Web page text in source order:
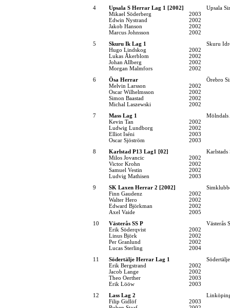
4
Upsala S Herrar Lag 1 [2002]
Upsala
Mikael Söderberg
2003
Edwin Nystrand
2002
Jakob Hanson
2002
Marcus Johnsson
2002
5
Skuru Ik Lag 1
Skuru
Hugo Lindskog
2002
Lukas Åkerblom
2002
Johan Allberg
2002
Morgan Malmfors
2002
6
Ösa Herrar
Örebro
Melvin Larsson
2002
Oscar Wilhelmsson
2002
Simon Baastad
2002
Michal Laszewski
2002
7
Mass Lag 1
Mölndals
Kevin Tan
2002
Ludwig Lundborg
2002
Elliot Iséni
2003
Oscar Sjöström
2003
8
Karlstad P13 Lag1 [02]
Karlstads
Milos Jovancic
2002
Victor Krohn
2002
Samuel Vestin
2002
Ludvig Mathisen
2003
9
SK Laxen Herrar 2 [2002]
Finn Gaudenz
2002
Walter Hero
2002
Edward Björkman
2002
Axel Vaide
2005
10
Västerås SS P
Västerås
Erik Söderqvist
2002
Linus Björk
2002
Per Granlund
2002
Lucas Sterling
2004
11
Södertälje Herrar Lag 1
Erik Bergstrand
2002
Jacob Lange
2002
Theo Oerther
2003
Erik Lööw
2003
12
Lass Lag 2
Filip Gidlöf
2003